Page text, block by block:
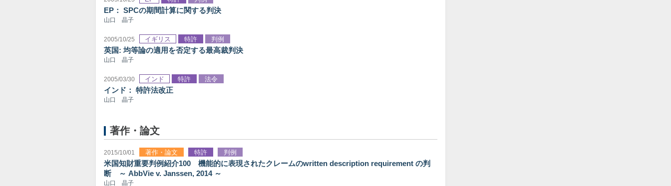
EP： SPCの期間計算に関する判決
山口 晶子
2005/10/25 イギリス 特許 判例
英国: 均等論の適用を否定する最高裁判決
山口 晶子
2005/03/30 インド 特許 法令
インド： 特許法改正
山口 晶子
著作・論文
2015/10/01 著作・論文 特許 判例
米国知財重要判例紹介100 機能的に表現されたクレームのwritten description requirement の判
断 ～ AbbVie v. Janssen, 2014 ～
山口 晶子